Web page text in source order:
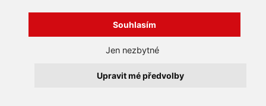
Souhlasím
Jen nezbytné
Upravit mé předvolby